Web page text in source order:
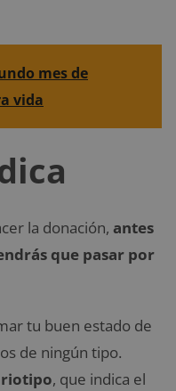
mes de
vida
la donación, antes
que pasar por
tu buen estado de
de ningún tipo.
, que indica el